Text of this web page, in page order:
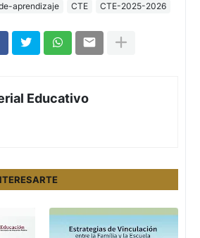
aprendizaje CTE CTE-2025-2026
Educativo